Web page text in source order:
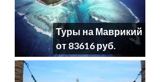
Туры на Маврикий
от 83616 руб.